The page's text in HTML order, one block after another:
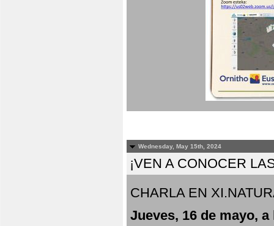
Wednesday, May 15th, 2024
¡VEN A CONOCER
CHARLA EN
Jueves, 16 de mayo,